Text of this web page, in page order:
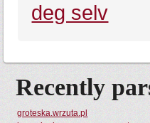
deg selv
Recently
groteska.wrzuta.pl